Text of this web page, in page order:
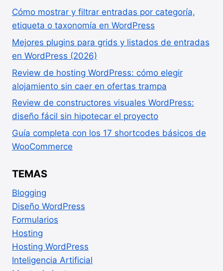
Cómo mostrar y filtrar entradas por categoría,
etiqueta o taxonomía en WordPress
Mejores plugins para grids y listados de entradas
en WordPress (2026)
Review de hosting WordPress: cómo elegir
alojamiento sin caer en ofertas trampa
Review de constructores visuales WordPress:
diseño fácil sin hipotecar el proyecto
Guía completa con los 17 shortcodes básicos de
WooCommerce
TEMAS
Blogging
Diseño WordPress
Formularios
Hosting
Hosting WordPress
Inteligencia Artificial